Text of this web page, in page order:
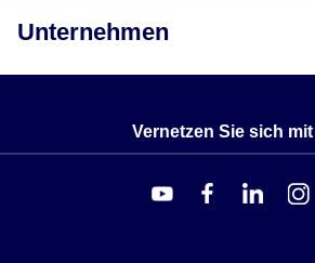
Unternehmen
Vernetzen Sie sich